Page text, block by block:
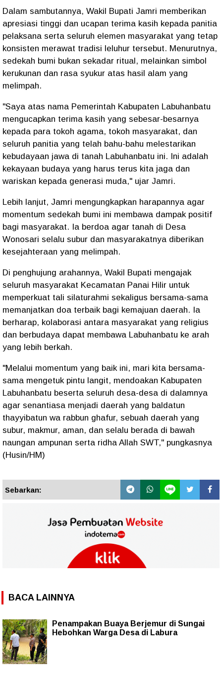
Dalam sambutannya, Wakil Bupati Jamri memberikan
apresiasi tinggi dan ucapan terima kasih kepada panitia
pelaksana serta seluruh elemen masyarakat yang tetap
konsisten merawat tradisi leluhur tersebut. Menurutnya,
sedekah bumi bukan sekadar ritual, melainkan simbol
kerukunan dan rasa syukur atas hasil alam yang
melimpah.
"Saya atas nama Pemerintah Kabupaten Labuhanbatu
mengucapkan terima kasih yang sebesar-besarnya
kepada para tokoh agama, tokoh masyarakat, dan
seluruh panitia yang telah bahu-bahu melestarikan
kebudayaan jawa di tanah Labuhanbatu ini. Ini adalah
kekayaan budaya yang harus terus kita jaga dan
wariskan kepada generasi muda," ujar Jamri.
Lebih lanjut, Jamri mengungkapkan harapannya agar
momentum sedekah bumi ini membawa dampak positif
bagi masyarakat. Ia berdoa agar tanah di Desa
Wonosari selalu subur dan masyarakatnya diberikan
kesejahteraan yang melimpah.
Di penghujung arahannya, Wakil Bupati mengajak
seluruh masyarakat Kecamatan Panai Hilir untuk
memperkuat tali silaturahmi sekaligus bersama-sama
memanjatkan doa terbaik bagi kemajuan daerah. Ia
berharap, kolaborasi antara masyarakat yang religius
dan berbudaya dapat membawa Labuhanbatu ke arah
yang lebih berkah.
"Melalui momentum yang baik ini, mari kita bersama-
sama mengetuk pintu langit, mendoakan Kabupaten
Labuhanbatu beserta seluruh desa-desa di dalamnya
agar senantiasa menjadi daerah yang baldatun
thayyibatun wa rabbun ghafur, sebuah daerah yang
subur, makmur, aman, dan selalu berada di bawah
naungan ampunan serta ridha Allah SWT," pungkasnya
(Husin/HM)
Sebarkan:
BACA LAINNYA
Penampakan Buaya Berjemur di Sungai
Hebohkan Warga Desa di Labura